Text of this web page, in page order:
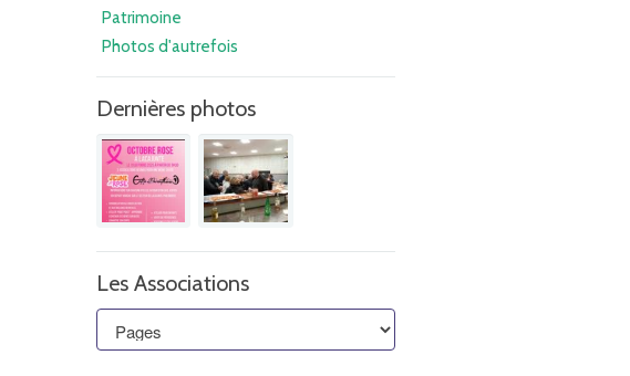
Patrimoine
Photos d'autrefois
Dernières photos
Les Associations